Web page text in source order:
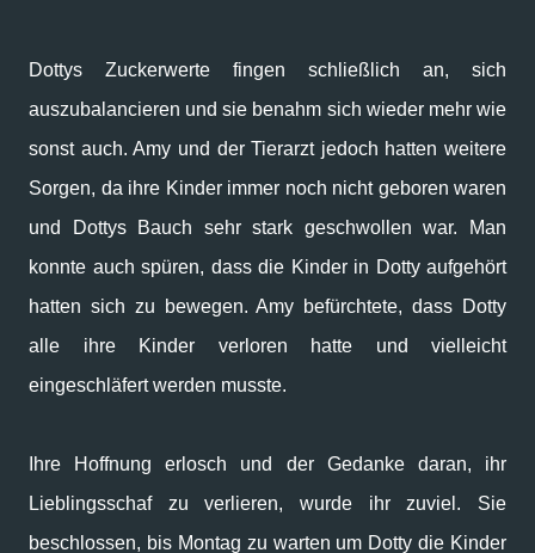
Dottys Zuckerwerte fingen schließlich an, sich
auszubalancieren und sie benahm sich wieder mehr wie
sonst auch. Amy und der Tierarzt jedoch hatten weitere
Sorgen, da ihre Kinder immer noch nicht geboren waren
und Dottys Bauch sehr stark geschwollen war. Man
konnte auch spüren, dass die Kinder in Dotty aufgehört
hatten sich zu bewegen. Amy befürchtete, dass Dotty
alle ihre Kinder verloren hatte und vielleicht
eingeschläfert werden musste.
Ihre Hoffnung erlosch und der Gedanke daran, ihr
Lieblingsschaf zu verlieren, wurde ihr zuviel. Sie
beschlossen, bis Montag zu warten um Dotty die Kinder